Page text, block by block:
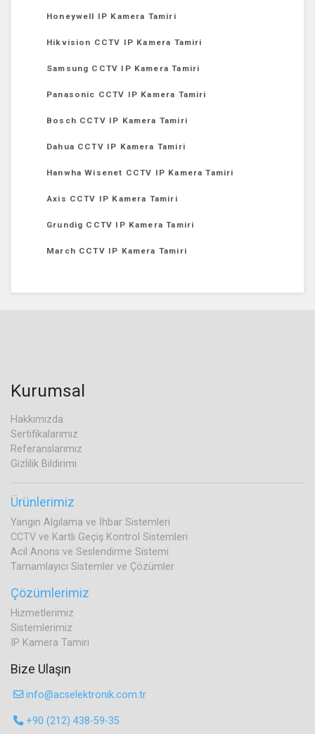
Honeywell IP Kamera Tamiri
Hikvision CCTV IP Kamera Tamiri
Samsung CCTV IP Kamera Tamiri
Panasonic CCTV IP Kamera Tamiri
Bosch CCTV IP Kamera Tamiri
Dahua CCTV IP Kamera Tamiri
Hanwha Wisenet CCTV IP Kamera Tamiri
Axis CCTV IP Kamera Tamiri
Grundig CCTV IP Kamera Tamiri
March CCTV IP Kamera Tamiri
Kurumsal
Hakkımızda
Sertifikalarımız
Referanslarımız
Gizlilik Bildirimi
Ürünlerimiz
Yangın Algılama ve İhbar Sistemleri
CCTV ve Kartlı Geçiş Kontrol Sistemleri
Acil Anons ve Seslendirme Sistemi
Tamamlayıcı Sistemler ve Çözümler
Çözümlerimiz
Hizmetlerimiz
Sistemlerimiz
IP Kamera Tamiri
Bize Ulaşın
info@acselektronik.com.tr
+90 (212) 438-59-35